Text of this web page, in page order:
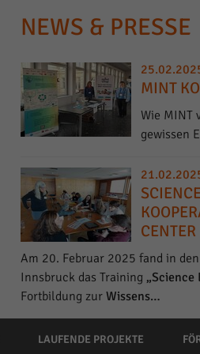
NEWS & PRESSE
MINT
Wie MINT
gewissen
Am 20. Februar 2025 fand in
Innsbruck das Training „Science
Fortbildung zurWissens…
LAUFENDE PROJEKTE